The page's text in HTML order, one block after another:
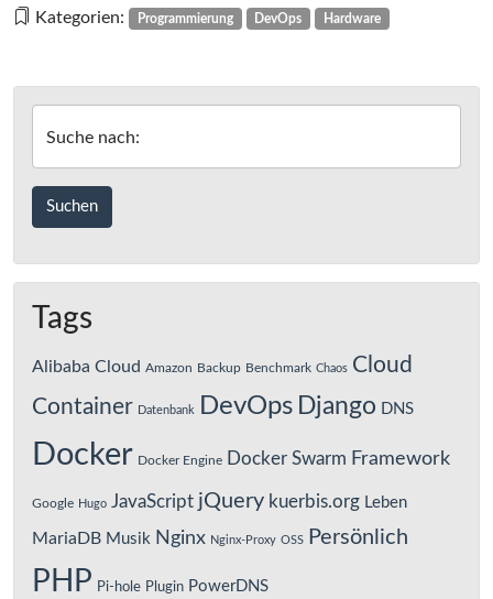
Dashboard
Photovoltaik-
Kategorien: Programmierung DevOps Hardware
Suche nach:
Tags
Alibaba Cloud Amazon Backup Benchmark Chaos Cloud
Container Datenbank DevOps Django DNS
Docker Docker Engine Docker Swarm Framework
Google Hugo JavaScript jQuery kuerbis.org Leben
MariaDB Musik Nginx Nginx-Proxy OSS Persönlich
PHP Pi-hole Plugin PowerDNS